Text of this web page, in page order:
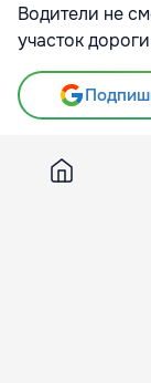
Водители не
участок
Источник